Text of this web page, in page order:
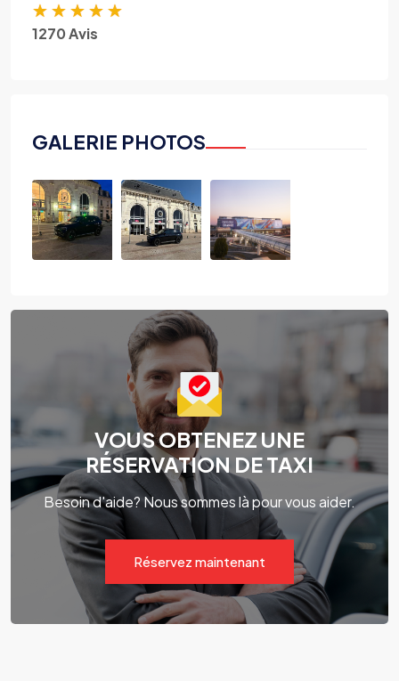
★ ★ ★ ★ ★
1270 Avis
GALERIE PHOTOS
VOUS OBTENEZ UNE
RÉSERVATION DE TAXI
Besoin d'aide? Nous sommes là pour vous aider.
Réservez maintenant